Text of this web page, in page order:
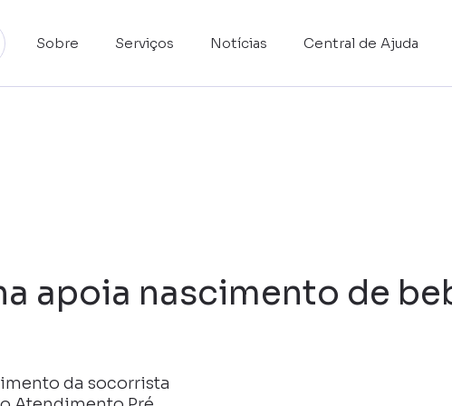
Sobre Serviços Notícias Central de Ajuda
apoia nascimento de
da socorrista